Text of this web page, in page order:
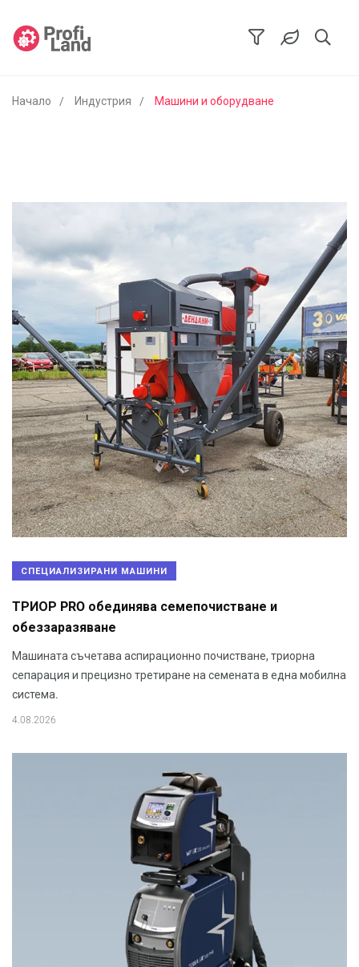
Начало Индустрия Машини и оборудване
СПЕЦИАЛИЗИРАНИ МАШИНИ
ТРИОР PRO обединява семепочистване и
обеззаразяване
Машината съчетава аспирационно почистване, триорна
сепарация и прецизно третиране на семената в една мобилна
система.
4.08.2026